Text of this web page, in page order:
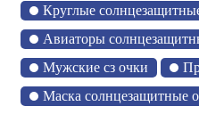
Круглые
Авиаторы
Мужские сз очки
Маска солнцезащитные